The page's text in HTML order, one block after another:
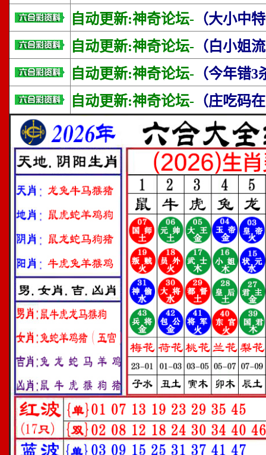
自动更新:神奇论坛- （大小中
自动更新:神奇论坛- （白小姐
自动更新:神奇论坛- （今年错
自动更新:神奇论坛- （庄吃码